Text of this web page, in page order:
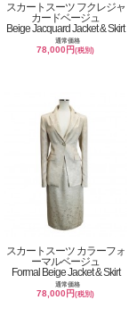
スカートスーツ フクレジャ
カードベージュ
Beige Jacquard Jacket & Skirt
通常価格
78,000円(税別)
スカートスーツ カラーフォ
ーマルベージュ
Formal Beige Jacket & Skirt
通常価格
78,000円(税別)